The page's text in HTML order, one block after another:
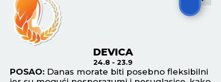
DEVICA
24.8 - 23.9
POSAO: Danas morate biti posebno fleksibilni